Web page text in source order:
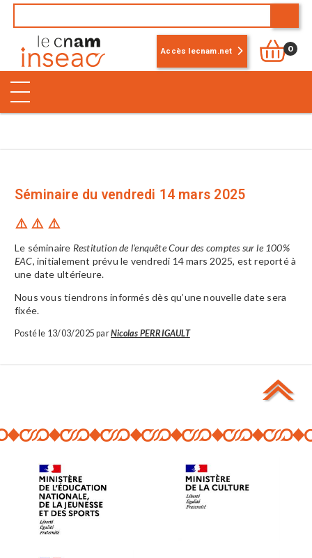
Accès lecnam.net 0
Séminaire du vendredi 14 mars 2025
⚠️ ⚠️ ⚠️
Le séminaire Restitution de l’enquête Cour des comptes sur le 100%
EAC, initialement prévu le vendredi 14 mars 2025, est reporté à
une date ultérieure.
Nous vous tiendrons informés dès qu’une nouvelle date sera
fixée.
Posté le 13/03/2025 parNicolas PERRIGAULT